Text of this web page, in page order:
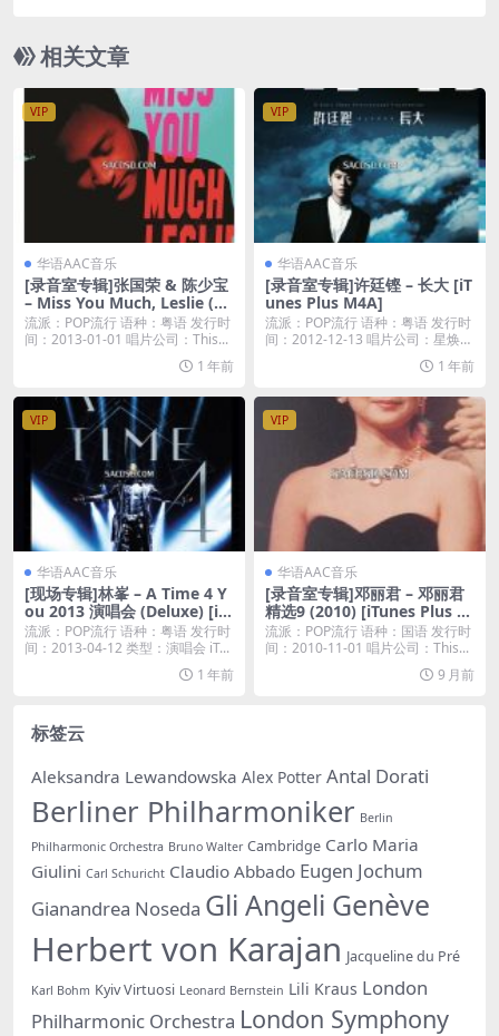
相关文章
VIP
华语AAC音乐
[录音室专辑]张国荣 & 陈少宝
– Miss You Much, Leslie (20
13) [iTunes Plus M4A]
流派：POP流行 语种：粤语 发行时
间：2013-01-01 唱片公司：This...
1 年前
VIP
华语AAC音乐
[录音室专辑]许廷铿 – 长大 [iT
unes Plus M4A]
流派：POP流行 语种：粤语 发行时
间：2012-12-13 唱片公司：星焕国
1 年前
VIP
华语AAC音乐
[现场专辑]林峯 – A Time 4 Y
ou 2013 演唱会 (Deluxe) [iT
unes Plus M4A]
流派：POP流行 语种：粤语 发行时
间：2013-04-12 类型：演唱会 iT...
1 年前
VIP
华语AAC音乐
[录音室专辑]邓丽君 – 邓丽君
精选9 (2010) [iTunes Plus M
4A]
流派：POP流行 语种：国语 发行时
间：2010-11-01 唱片公司：This...
9 月前
标签云
Aleksandra Lewandowska Alex Potter Antal Dorati
Berliner Philharmoniker Berlin
Philharmonic Orchestra Bruno Walter Cambridge Carlo Maria
Giulini Carl Schuricht Claudio Abbado Eugen Jochum
Gianandrea Noseda Gli Angeli Genève
Herbert von Karajan Jacqueline du Pré
Karl Bohm Kyiv Virtuosi Leonard Bernstein Lili Kraus London
Philharmonic Orchestra London Symphony